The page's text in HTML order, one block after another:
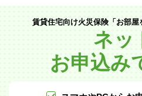
賃貸住宅向け火災保険「お部
ネッ
お申込み